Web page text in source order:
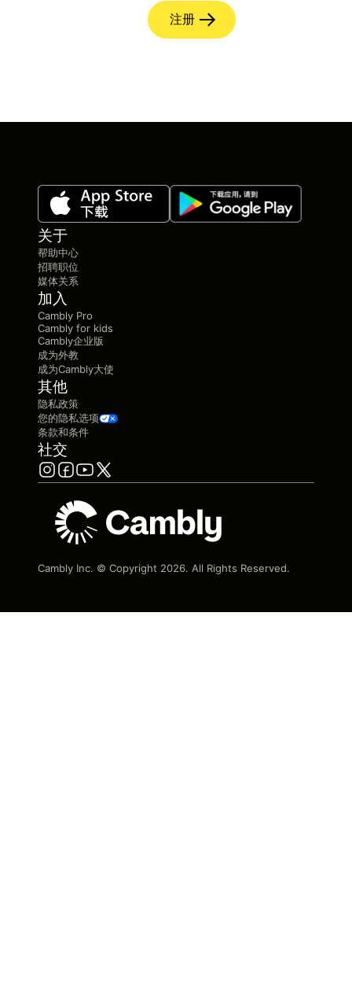
注册
关于
帮助中心
招聘职位
媒体关系
加入
Cambly Pro
Cambly for kids
Cambly企业版
成为外教
成为Cambly大使
其他
隐私政策
您的隐私选项
条款和条件
社交
Cambly Inc. © Copyright 2026. All Rights Reserved.